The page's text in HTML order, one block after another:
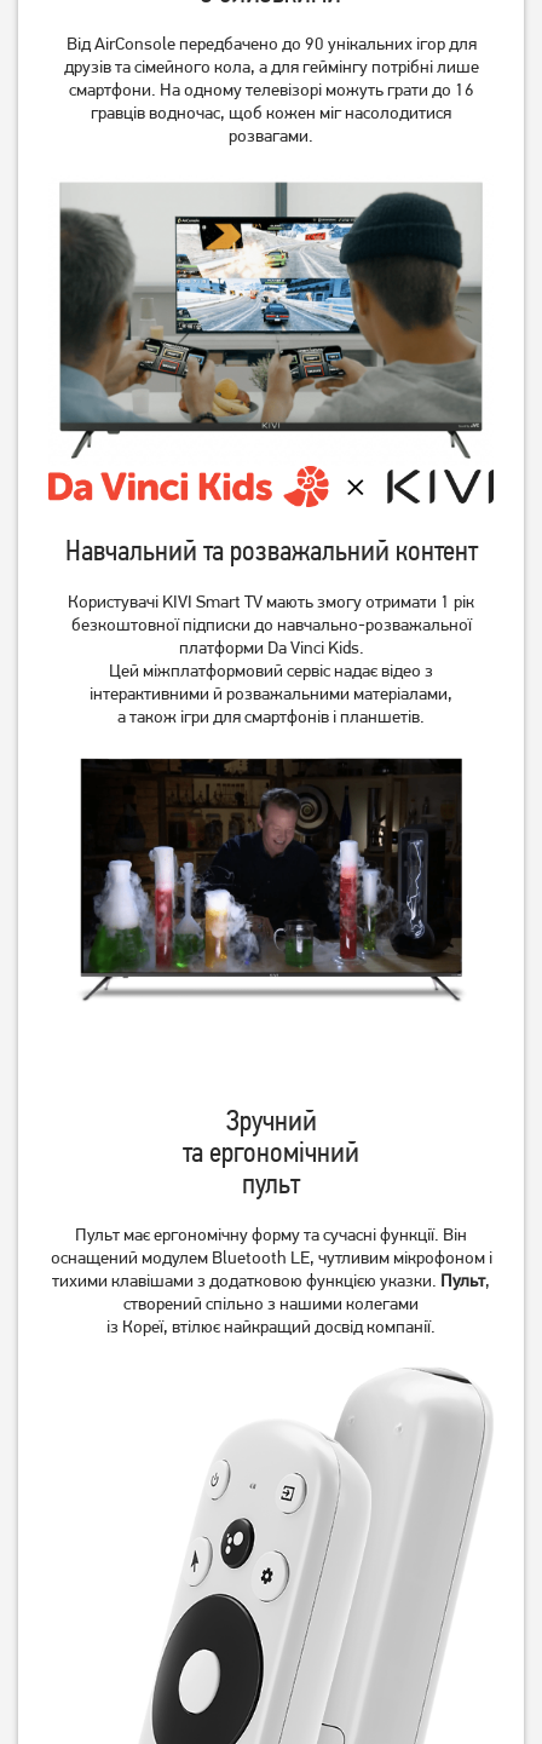
Від AirConsole передбачено до 90 унікальних ігор для
друзів та сімейного кола, а для геймінгу потрібні лише
смартфони. На одному телевізорі можуть грати до 16
гравців водночас, щоб кожен міг насолодитися
розвагами.
Навчальний та розважальний контент
Користувачі KIVI Smart TV мають змогу отримати 1 рік
безкоштовної підписки до навчально-розважальної
платформи Da Vinci Kids.
Цей міжплатформовий сервіс надає відео з
інтерактивними й розважальними матеріалами,
а також ігри для смартфонів і планшетів.
Зручний
та ергономічний
пульт
Пульт має ергономічну форму та сучасні функції. Він
оснащений модулем Bluetooth LE, чутливим мікрофоном і
тихими клавішами з додатковою функцією указки. Пульт,
створений спільно з нашими колегами
із Кореї, втілює найкращий досвід компанії.